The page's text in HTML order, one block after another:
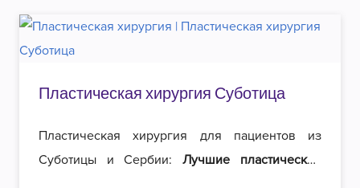
Пластическая хирургия Суботица
Пластическая хирургия для пациентов из
Суботицы и Сербии: Лучшие пластические